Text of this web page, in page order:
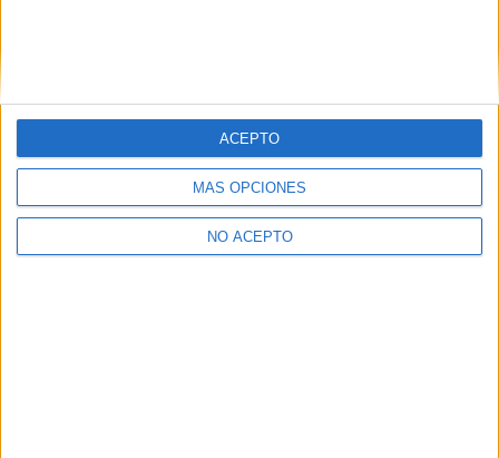
MÁS OPCIONES
NO ACEPTO
ACEPTO
Inicie sesiónoregístrese